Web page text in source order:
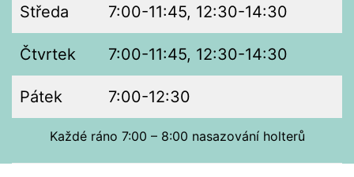
Středa 7:00-11:45, 12:30-14:30
Čtvrtek 7:00-11:45, 12:30-14:30
Pátek 7:00-12:30
Každé ráno 7:00 – 8:00 nasazování holterů